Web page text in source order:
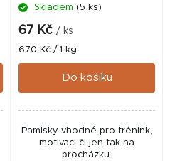
Skladem (5 ks)
67 Kč / ks
Měrná
cena:
670 Kč / 1 kg
Do košíku
Pamlsky vhodné pro trénink,
motivaci či jen tak na
procházku.